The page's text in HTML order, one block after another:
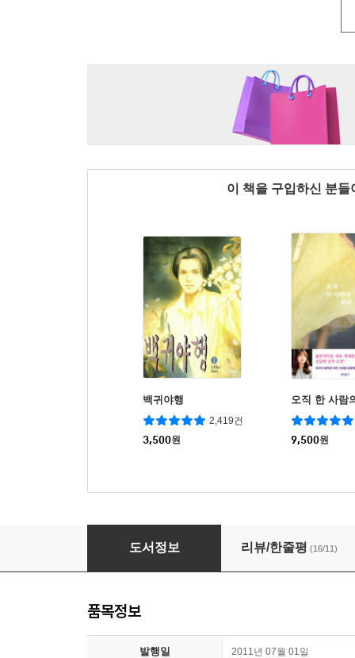
이 책을 구입하신 분
백귀야행
2,419건
3,500원
오직 한 사람
9,500원
일곱시 삼십이분 코끼리열차
도서정보 리뷰/한줄평 (16/11)
품목정보
발행일 2011년 07월 01일